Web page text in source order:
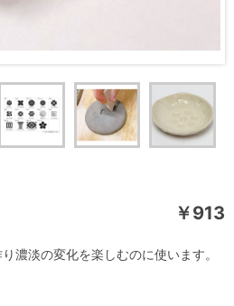
￥913
濃淡の変化を楽しむのに使います。